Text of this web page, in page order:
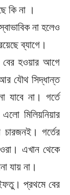
কি না ।
না হলেও
ব্যাগে।
বের হওয়ার আগে
যৌথ সিদ্ধান্ত
যাবে না। গর্তে
মিলিয়নিয়ার
গর্তের
এখান থেকে
যায় না।
প্রথমে বের